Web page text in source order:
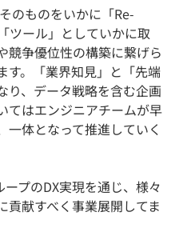
のものをいかに「Re-
ツール」としていかに取
競争優位性の構築に繋げら
す。「業界知見」と「先端
り、データ戦略を含む企画
てはエンジニアチームが早
体となって推進していく
プのDX実現を通じ、様々
貢献すべく事業展開してま